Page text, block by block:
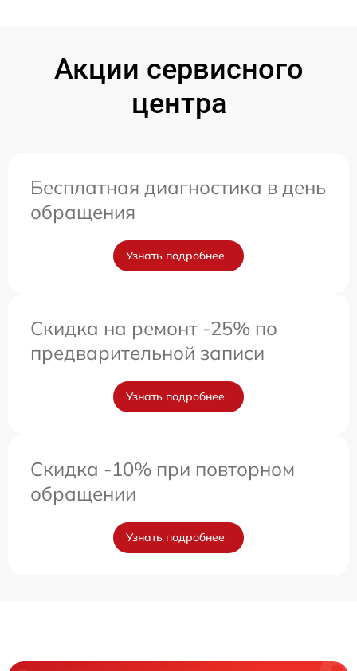
Акции сервисного
центра
Бесплатная диагностика в день
обращения
Узнать подробнее
Скидка на ремонт -25% по
предварительной записи
Узнать подробнее
Скидка -10% при повторном
обращении
Узнать подробнее